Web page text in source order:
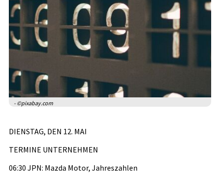
- ©pixabay.com
DIENSTAG, DEN 12. MAI
TERMINE UNTERNEHMEN
06:30 JPN: Mazda Motor, Jahreszahlen